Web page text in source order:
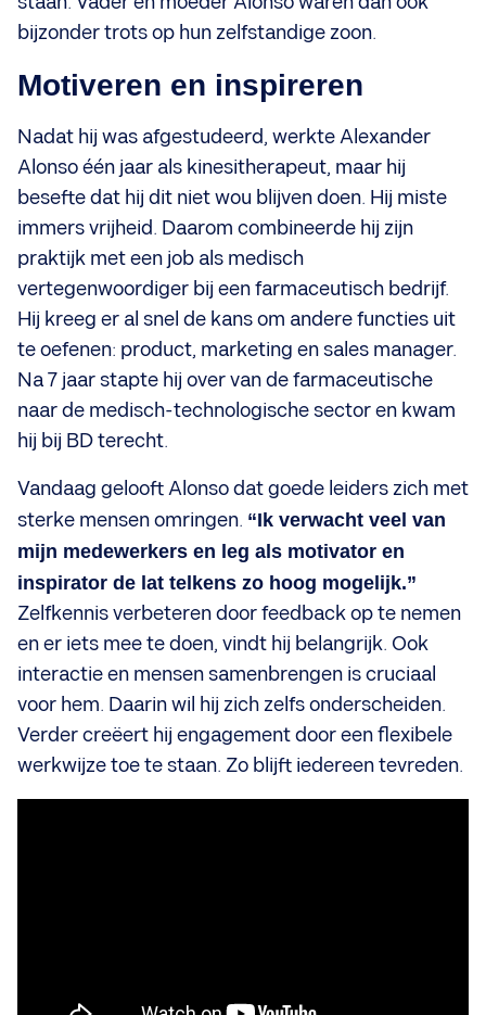
bijzonder trots op hun zelfstandige zoon.
Motiveren en inspireren
Nadat hij was afgestudeerd, werkte Alexander
Alonso één jaar als kinesitherapeut, maar hij
besefte dat hij dit niet wou blijven doen. Hij miste
immers vrijheid. Daarom combineerde hij zijn
praktijk met een job als medisch
vertegenwoordiger bij een farmaceutisch bedrijf.
Hij kreeg er al snel de kans om andere functies uit
te oefenen: product, marketing en sales manager.
Na 7 jaar stapte hij over van de farmaceutische
naar de medisch-technologische sector en kwam
hij bij BD terecht.
Vandaag gelooft Alonso dat goede leiders zich met
sterke mensen omringen. “Ik verwacht veel van
mijn medewerkers en leg als motivator en
inspirator de lat telkens zo hoog mogelijk.”
Zelfkennis verbeteren door feedback op te nemen
en er iets mee te doen, vindt hij belangrijk. Ook
interactie en mensen samenbrengen is cruciaal
voor hem. Daarin wil hij zich zelfs onderscheiden.
Verder creëert hij engagement door een flexibele
werkwijze toe te staan. Zo blijft iedereen tevreden.